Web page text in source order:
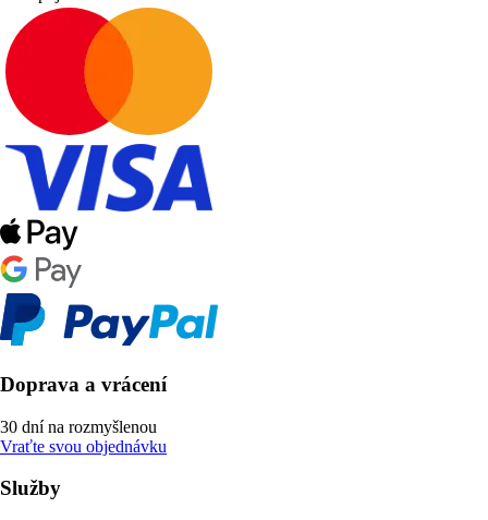
Doprava a vrácení
30 dní na rozmyšlenou
Vraťte svou objednávku
Služby